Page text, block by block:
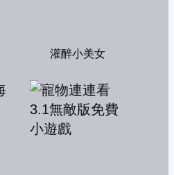
灌醉小美女